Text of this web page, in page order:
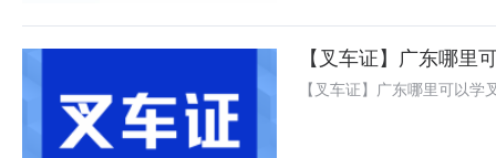
【叉车证】广东哪里
【叉车证】广东哪里可以